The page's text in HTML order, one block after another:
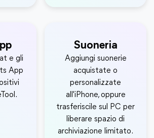
e gli
App
Suoneria
Aggiungi suonerie
acquistate o
personalizzate
all'iPhone, oppure
trasferiscile sul PC per
liberare spazio di
archiviazione limitato.